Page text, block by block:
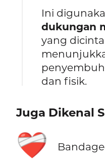
Ini
dukungan
yang
dan fisik.
Juga Dikenal
❤️‍🩹